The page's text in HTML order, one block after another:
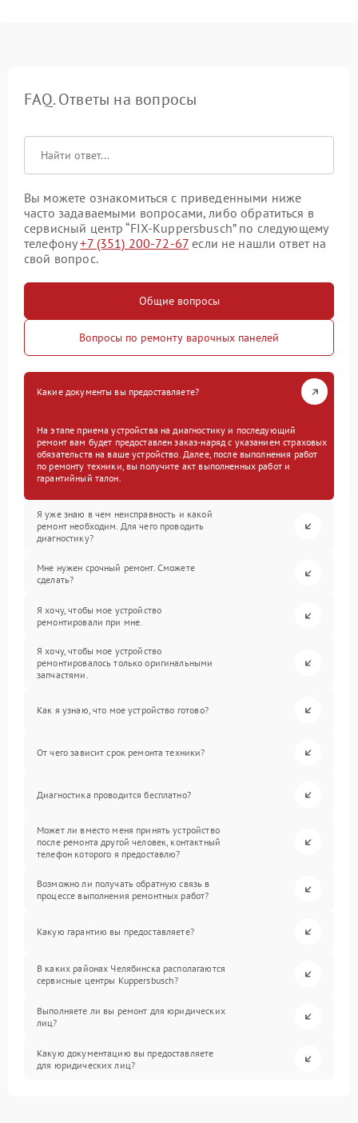
FAQ. Ответы на вопросы
Вы можете ознакомиться с приведенными ниже
часто задаваемыми вопросами, либо обратиться в
сервисный центр “FIX-Kuppersbusch” по следующему
телефону+7 (351) 200-72-67 если не нашли ответ на
свой вопрос.
Общие вопросы
Вопросы по ремонту варочных панелей
Какие документы вы предоставляете?
На этапе приема устройства на диагностику и последующий
ремонт вам будет предоставлен заказ-наряд с указанием страховых
обязательств на ваше устройство. Далее, после выполнения работ
по ремонту техники, вы получите акт выполненных работ и
гарантийный талон.
Я уже знаю в чем неисправность и какой
ремонт необходим. Для чего проводить
диагностику?
Мне нужен срочный ремонт. Сможете
сделать?
Я хочу, чтобы мое устройство
ремонтировали при мне.
Я хочу, чтобы мое устройство
ремонтировалось только оригинальными
запчастями.
Как я узнаю, что мое устройство готово?
От чего зависит срок ремонта техники?
Диагностика проводится бесплатно?
Может ли вместо меня принять устройство
после ремонта другой человек, контактный
телефон которого я предоставлю?
Возможно ли получать обратную связь в
процессе выполнения ремонтных работ?
Какую гарантию вы предоставляете?
В каких районах Челябинска располагаются
сервисные центры Kuppersbusch?
Выполняете ли вы ремонт для юридических
лиц?
Какую документацию вы предоставляете
для юридических лиц?